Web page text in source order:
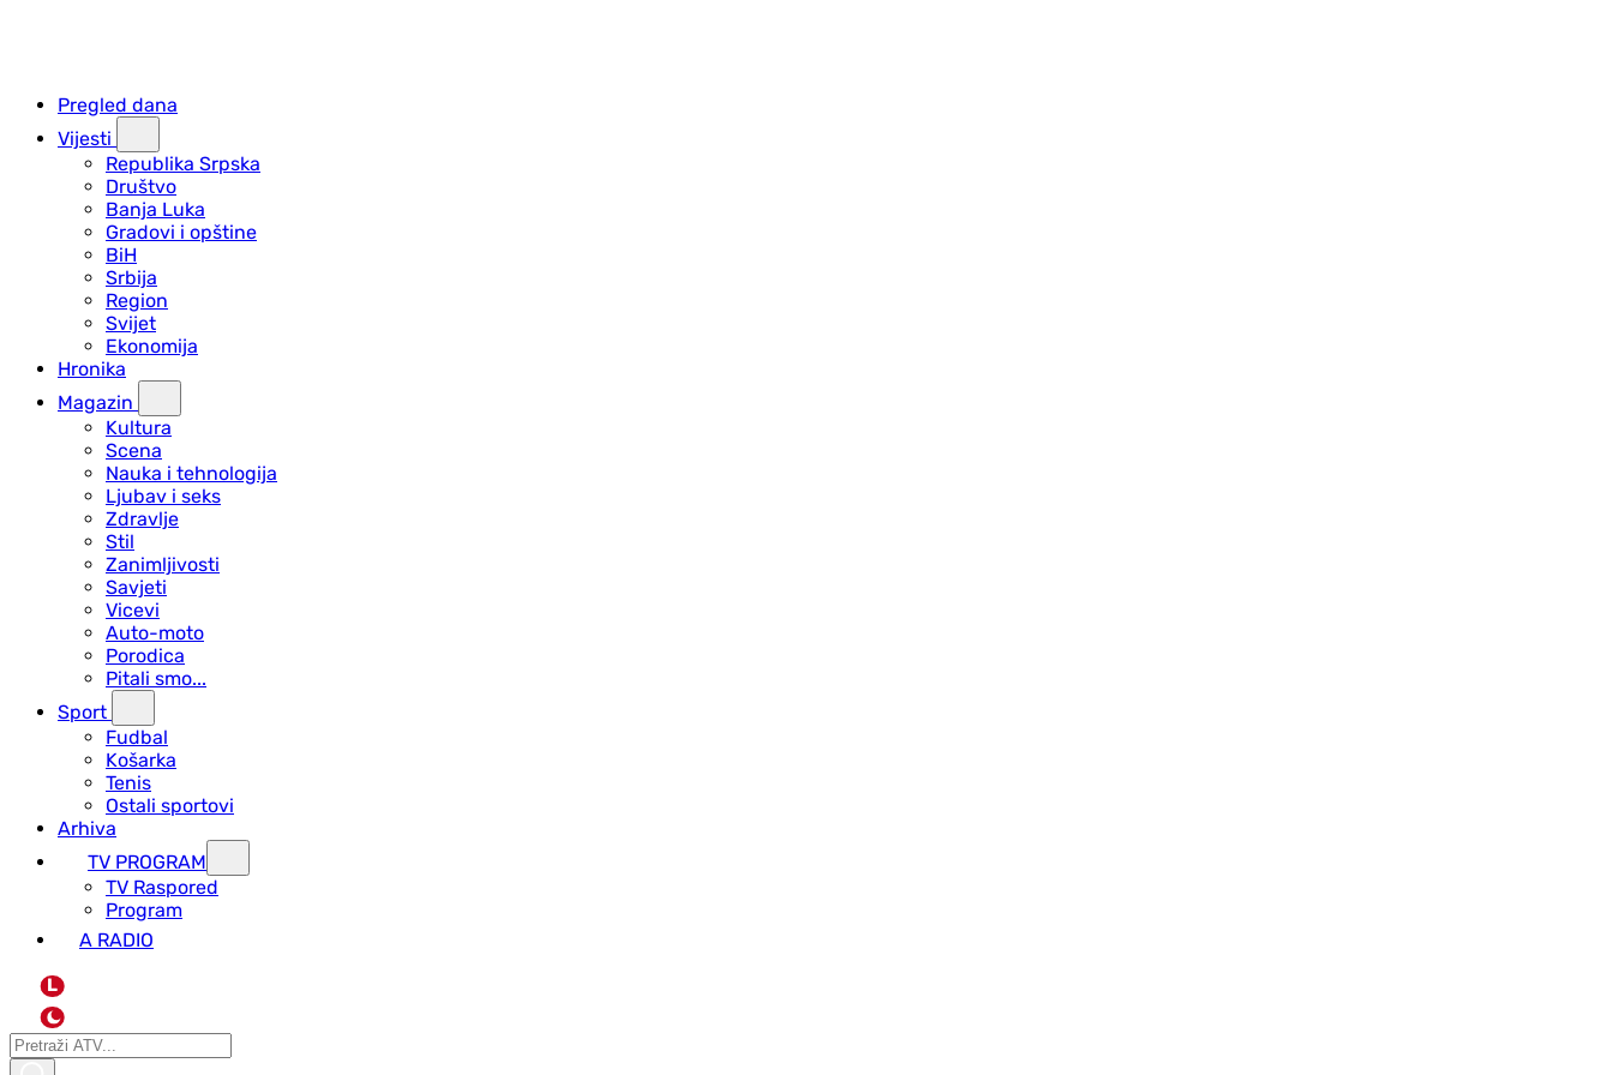
Pregled dana
Vijesti
Republika Srpska
Društvo
Banja Luka
Gradovi i opštine
BiH
Srbija
Region
Svijet
Ekonomija
Hronika
Magazin
Kultura
Scena
Nauka i tehnologija
Ljubav i seks
Zdravlje
Stil
Zanimljivosti
Savjeti
Vicevi
Auto-moto
Porodica
Pitali smo...
Sport
Fudbal
Košarka
Tenis
Ostali sportovi
Arhiva
TV PROGRAM
ТV Raspored
Program
A RADIO
L